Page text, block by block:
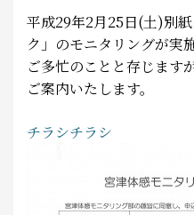
平成29年2月25日(土)別
ク」のモニタリングが実
ご多忙のことと存じます
ご案内いたします。
チラシチラシ